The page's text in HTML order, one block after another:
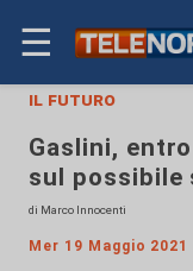
☰
il futuro
Gaslini,
sul possibile
di Marco Innocenti
Mer 19 Maggio 2021